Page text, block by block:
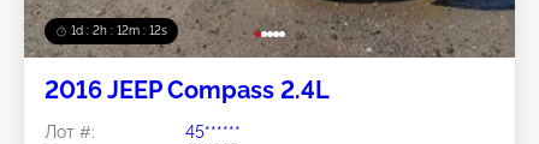
1d : 2h : 12m : 10s
2016 JEEP Compass 2.4L
Лот #:
45******